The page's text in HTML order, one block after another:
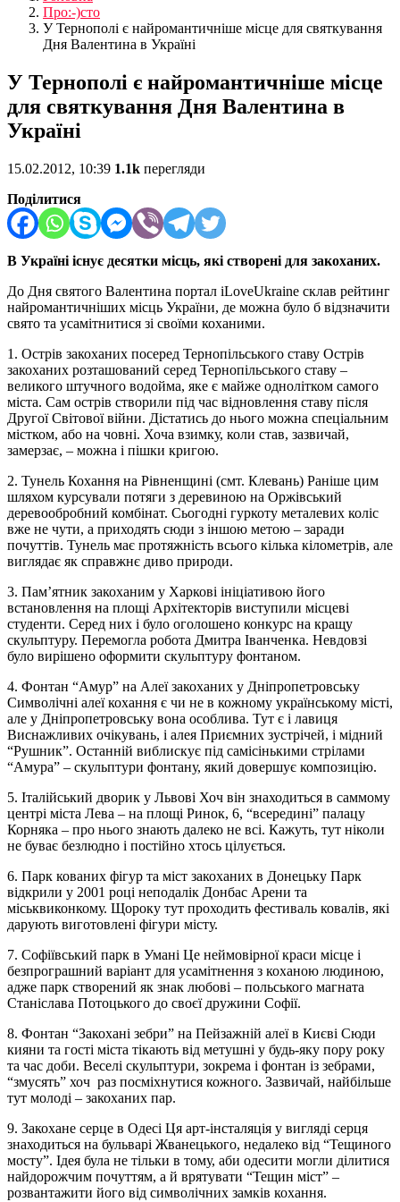
Про:-)сто
У Тернополі є найромантичніше місце для святкування
Дня Валентина в Україні
У Тернополі є найромантичніше місце
для святкування Дня Валентина в
Україні
15.02.2012, 10:39 1.1k перегляди
Поділитися
В Україні існує десятки місць, які створені для закоханих.
До Дня святого Валентина портал iLoveUkraine склав рейтинг
найромантичніших місць України, де можна було б відзначити
свято та усамітнитися зі своїми коханими.
1. Острів закоханих посеред Тернопільського ставу Острів
закоханих розташований серед Тернопільського ставу –
великого штучного водойма, яке є майже однолітком самого
міста. Сам острів створили під час відновлення ставу після
Другої Світової війни. Дістатись до нього можна спеціальним
містком, або на човні. Хоча взимку, коли став, зазвичай,
замерзає, – можна і пішки кригою.
2. Тунель Кохання на Рівненщині (смт. Клевань) Раніше цим
шляхом курсували потяги з деревиною на Оржівський
деревообробний комбінат. Сьогодні гуркоту металевих коліс
вже не чути, а приходять сюди з іншою метою – заради
почуттів. Тунель має протяжність всього кілька кілометрів, але
виглядає як справжнє диво природи.
3. Пам’ятник закоханим у Харкові ініціативою його
встановлення на площі Архітекторів виступили місцеві
студенти. Серед них і було оголошено конкурс на кращу
скульптуру. Перемогла робота Дмитра Іванченка. Невдовзі
було вирішено оформити скульптуру фонтаном.
4. Фонтан “Амур” на Алеї закоханих у Дніпропетровську
Символічні алеї кохання є чи не в кожному українському місті,
але у Дніпропетровську вона особлива. Тут є і лавиця
Виснажливих очікувань, і алея Приємних зустрічей, і мідний
“Рушник”. Останній виблискує під самісінькими стрілами
“Амура” – скульптури фонтану, який довершує композицію.
5. Італійський дворик у Львові Хоч він знаходиться в саммому
центрі міста Лева – на площі Ринок, 6, “всередині” палацу
Корняка – про нього знають далеко не всі. Кажуть, тут ніколи
не буває безлюдно і постійно хтось цілується.
6. Парк кованих фігур та міст закоханих в Донецьку Парк
відкрили у 2001 році неподалік Донбас Арени та
міськвиконкому. Щороку тут проходить фестиваль ковалів, які
дарують виготовлені фігури місту.
7. Софіївський парк в Умані Це неймовірної краси місце і
безпрограшний варіант для усамітнення з коханою людиною,
адже парк створений як знак любові – польського магната
Станіслава Потоцького до своєї дружини Софії.
8. Фонтан “Закохані зебри” на Пейзажній алеї в Києві Сюди
кияни та гості міста тікають від метушні у будь-яку пору року
та час доби. Веселі скульптури, зокрема і фонтан із зебрами,
“змусять” хоч раз посміхнутися кожного. Зазвичай, найбільше
тут молоді – закоханих пар.
9. Закохане серце в Одесі Ця арт-інсталяція у вигляді серця
знаходиться на бульварі Жванецького, недалеко від “Тещиного
мосту”. Ідея була не тільки в тому, аби одесити могли ділитися
найдорожчим почуттям, а й врятувати “Тещин міст” –
розвантажити його від символічних замків кохання.